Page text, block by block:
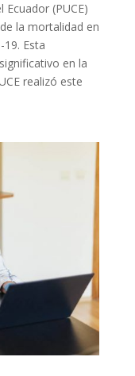
(PUCE)
la mortalidad en
Esta
en la
realizó este